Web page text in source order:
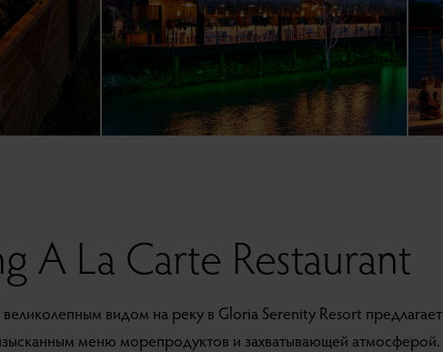
A La Carte Restaurant
видом на реку в Gloria Serenity Resort предлагает
меню морепродуктов и захватывающей атмосферой.